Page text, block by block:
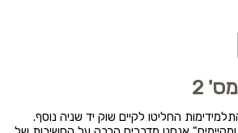
2
החליטו לקיים שוק יד שניה נוסף.